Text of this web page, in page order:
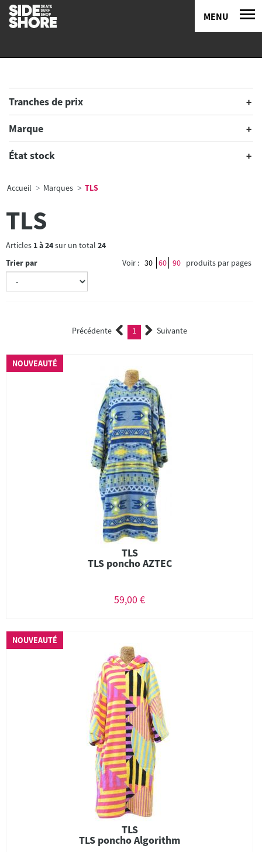
MENU
Tranches de prix
Marque
État stock
Accueil Marques TLS
TLS
Articles 1à24sur un total 24
Trier par
Voir : 30 60 90 produits par pages
Précédente 1 (current)Suivante
NOUVEAUTÉ
TLS
TLS poncho AZTEC
59,00 €
NOUVEAUTÉ
TLS
TLS poncho Algorithm